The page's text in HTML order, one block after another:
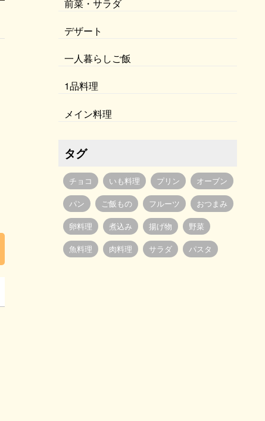
前菜・サラダ
デザート
一人暮らしご飯
1品料理
メイン料理
タグ
チョコ いも料理 プリン
オーブン
パン
ご飯もの フルーツ
おつまみ
卵料理
煮込み 揚げ物
野菜
魚料理
肉料理 サラダ パスタ